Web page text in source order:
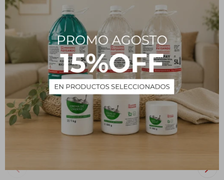
Métodos y costos de envío
PRODUCTOS QUE TE PUEDEN INTERESAR